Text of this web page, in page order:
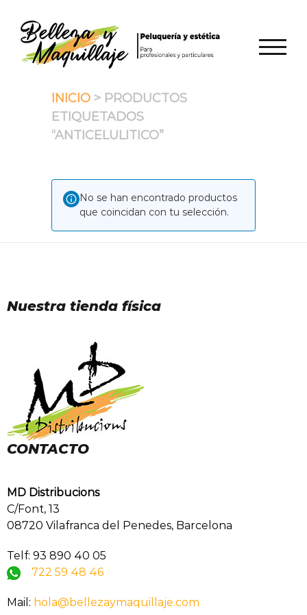
contenido
INICIO > PRODUCTOS
ETIQUETADOS
“ANTICELULITICO”
No se han encontrado productos
que coincidan con tu selección.
Nuestra tienda física
CONTACTO
MD Distribucions
C/Font, 13
08720 Vilafranca del Penedes, Barcelona
Telf: 93 890 40 05
722 59 48 46
Mail: hola@bellezaymaquillaje.com